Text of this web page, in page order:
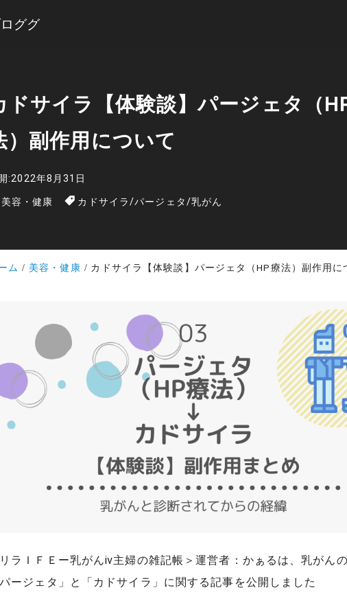
ググ
ドサイラ【体験談】パージェタ（
）副作用について
:2022年8月31日
美容・健康
カドサイラ/パージェタ/乳がん
ム 美容・健康 カドサイラ【体験談】パージェタ（HP療法）副作用に
ラＩＦＥー乳がんⅳ主婦の雑記帳＞運営者：かぁるは、乳がん
パージェタ」と「カドサイラ」に関する記事を公開しました